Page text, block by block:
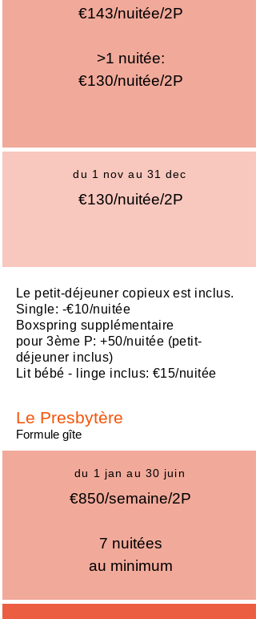
€143/nuitée/2P
>1 nuitée:
€130/nuitée/2P
du 1 nov au 31 dec
€130/nuitée/2P
Le petit-déjeuner copieux est inclus.
Single: -€10/nuitée
Boxspring supplémentaire
pour 3ème P: +50/nuitée (petit-
déjeuner inclus)
Lit bébé - linge inclus: €15/nuitée
Le Presbytère
Formule gîte
du 1 jan au 30 juin
€850/semaine/2P
7 nuitées
au minimum